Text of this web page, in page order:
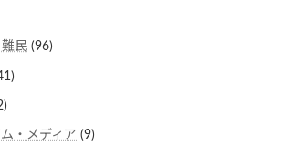
民 (96)
・メディア (9)